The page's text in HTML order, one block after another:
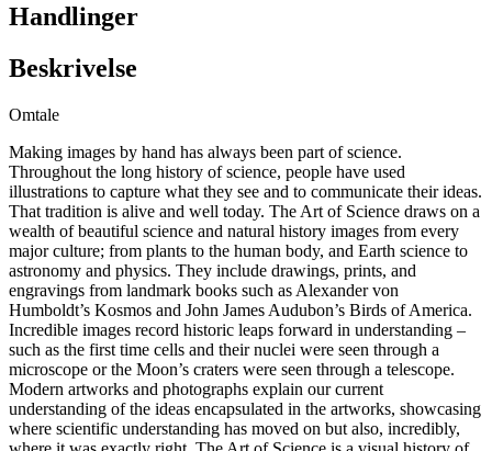
Handlinger
Beskrivelse
Omtale
Making images by hand has always been part of science.
Throughout the long history of science, people have used
illustrations to capture what they see and to communicate their ideas.
That tradition is alive and well today. The Art of Science draws on a
wealth of beautiful science and natural history images from every
major culture; from plants to the human body, and Earth science to
astronomy and physics. They include drawings, prints, and
engravings from landmark books such as Alexander von
Humboldt’s Kosmos and John James Audubon’s Birds of America.
Incredible images record historic leaps forward in understanding –
such as the first time cells and their nuclei were seen through a
microscope or the Moon’s craters were seen through a telescope.
Modern artworks and photographs explain our current
understanding of the ideas encapsulated in the artworks, showcasing
where scientific understanding has moved on but also, incredibly,